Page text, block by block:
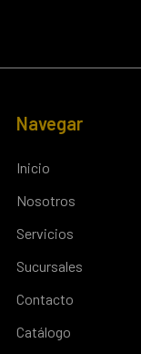
Navegar
Inicio
Nosotros
Servicios
Sucursales
Contacto
Catálogo